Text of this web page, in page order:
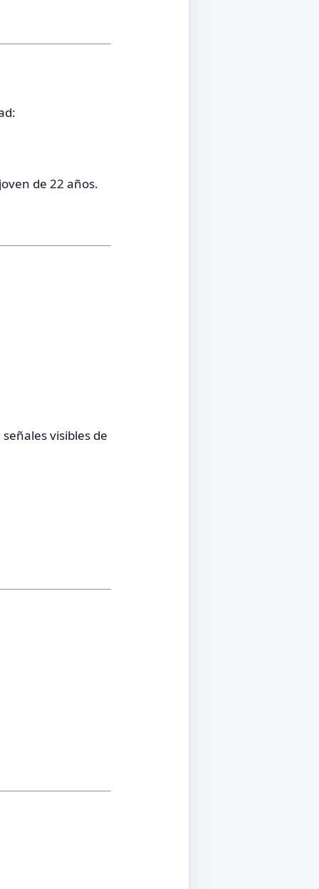
de 22 años.
visibles de